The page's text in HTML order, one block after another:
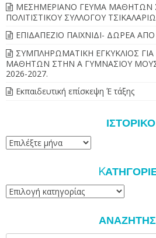
ΜΕΣΗΜΕΡΙΑΝΟ ΓΕΥΜΑ ΜΑΘΗΤΩΝ
ΠΟΛΙΤΙΣΤΙΚΟΥ ΣΥΛΛΟΓΟΥ
ΕΠΙΔΑΠΕΖΙΟ ΠΑΙΧΝΙΔΙ- ΔΩΡΕΑ
ΣΥΜΠΛΗΡΩΜΑΤΙΚΗ ΕΓΚΥΚΛΙΟΣ
ΜΑΘΗΤΩΝ ΣΤΗΝ Α ΓΥΜΝΑΣΙΟΥ
2026-2027.
Εκπαιδευτική επίσκεψη Έ τάξης
ΙΣΤΟΡΙΚΌ
Ιστορικό
Kατηγορίες